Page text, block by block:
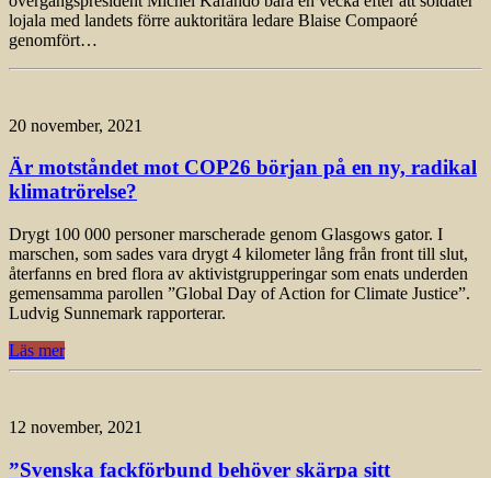
lojala med landets förre auktoritära ledare Blaise Compaoré
genomfört…
20 november, 2021
Är motståndet mot COP26 början på en ny, radikal
klimatrörelse?
Drygt 100 000 personer marscherade genom Glasgows gator. I
marschen, som sades vara drygt 4 kilometer lång från front till slut,
återfanns en bred flora av aktivistgrupperingar som enats underden
gemensamma parollen ”Global Day of Action for Climate Justice”.
Ludvig Sunnemark rapporterar.
Läs mer
12 november, 2021
”Svenska fackförbund behöver skärpa sitt